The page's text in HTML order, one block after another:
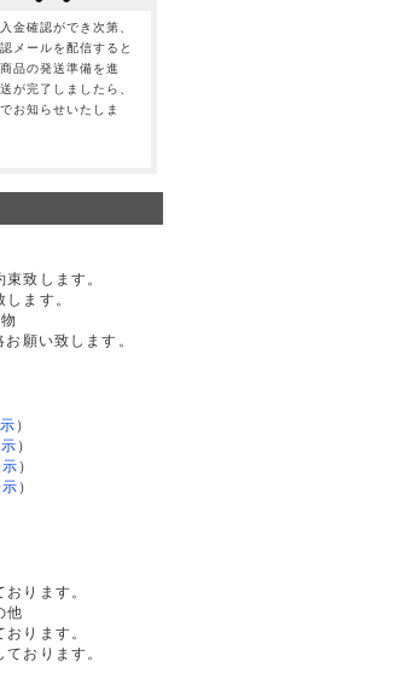
金確認ができ次第、
メールを配信すると
品の発送準備を進
が完了しましたら、
お知らせいたしま
致します。
ます。
願い致します。
）
）
）
）
ります。
他
ります。
おります。